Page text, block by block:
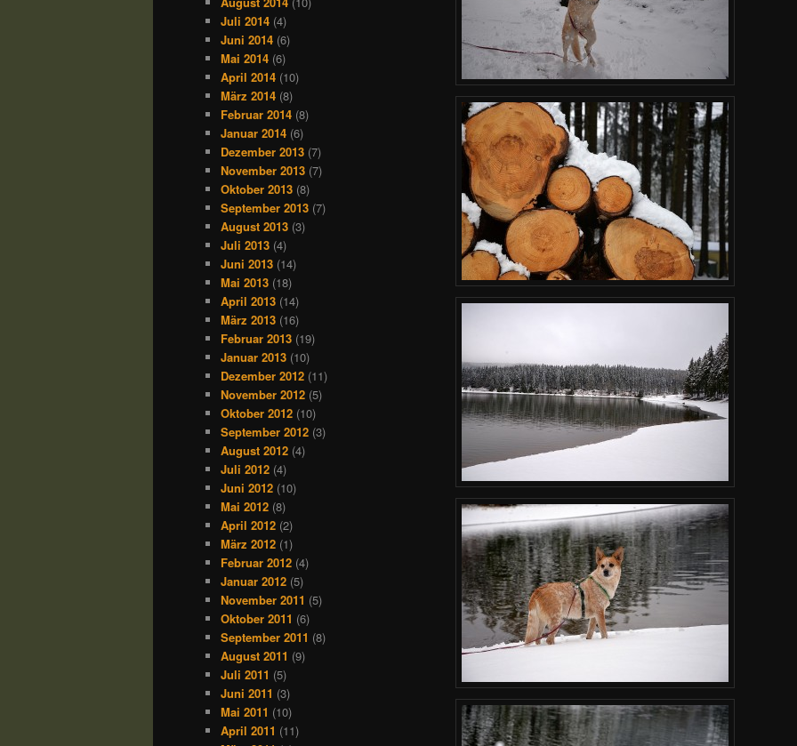
Juli 2014 (4)
Juni 2014 (6)
Mai 2014 (6)
April 2014 (10)
März 2014 (8)
Februar 2014 (8)
Januar 2014 (6)
Dezember 2013 (7)
November 2013 (7)
Oktober 2013 (8)
September 2013 (7)
August 2013 (3)
Juli 2013 (4)
Juni 2013 (14)
Mai 2013 (18)
April 2013 (14)
März 2013 (16)
Februar 2013 (19)
Januar 2013 (10)
Dezember 2012 (11)
November 2012 (5)
Oktober 2012 (10)
September 2012 (3)
August 2012 (4)
Juli 2012 (4)
Juni 2012 (10)
Mai 2012 (8)
April 2012 (2)
März 2012 (1)
Februar 2012 (4)
Januar 2012 (5)
November 2011 (5)
Oktober 2011 (6)
September 2011 (8)
August 2011 (9)
Juli 2011 (5)
Juni 2011 (3)
Mai 2011 (10)
April 2011 (11)